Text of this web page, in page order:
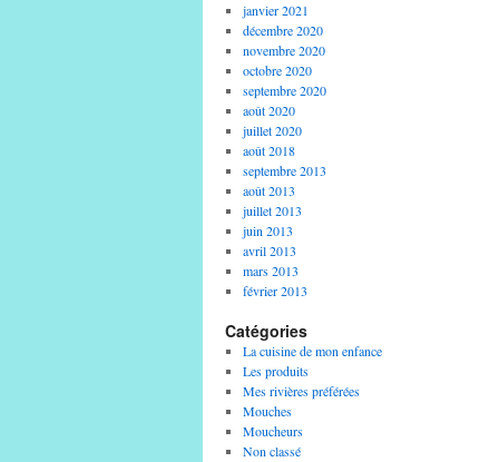
janvier 2021
décembre 2020
novembre 2020
octobre 2020
septembre 2020
août 2020
juillet 2020
août 2018
septembre 2013
août 2013
juillet 2013
juin 2013
avril 2013
mars 2013
février 2013
Catégories
La cuisine de mon enfance
Les produits
Mes rivières préférées
Mouches
Moucheurs
Non classé